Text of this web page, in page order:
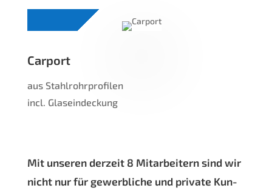
Car­port
aus Stahl­rohr­pro­fi­len
incl. Glaseindeckung
Mit unse­ren der­zeit 8 Mit­ar­bei­tern sind wir
nicht nur für gewerb­li­che und pri­va­te Kun­